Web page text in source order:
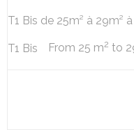
T1 Bis de 25m² à 29m²
T1 Bis From 25 m2 to